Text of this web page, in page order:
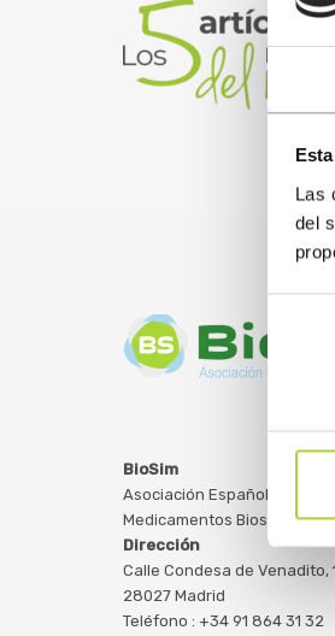
Las
del
de
BioSim
Asociación Española de
Medicamentos Biosimilares
Dirección
Calle Condesa de Venadito,
28027 Madrid
Teléfono : +34 91 864 31 32